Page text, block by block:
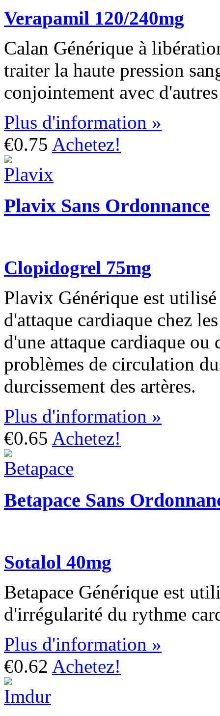
Verapamil 120/240mg
Calan Générique à
traiter la haute pression
conjointement avec
Plus d'information »
€0.75 Achetez!
Plavix Sans Ordonnance
Clopidogrel 75mg
Plavix Générique est
d'attaque cardiaque chez
d'une attaque cardiaque
problèmes de circulation
durcissement des artères.
Plus d'information »
€0.65 Achetez!
Betapace Sans
Sotalol 40mg
Betapace Générique est
d'irrégularité du rythme
Plus d'information »
€0.62 Achetez!